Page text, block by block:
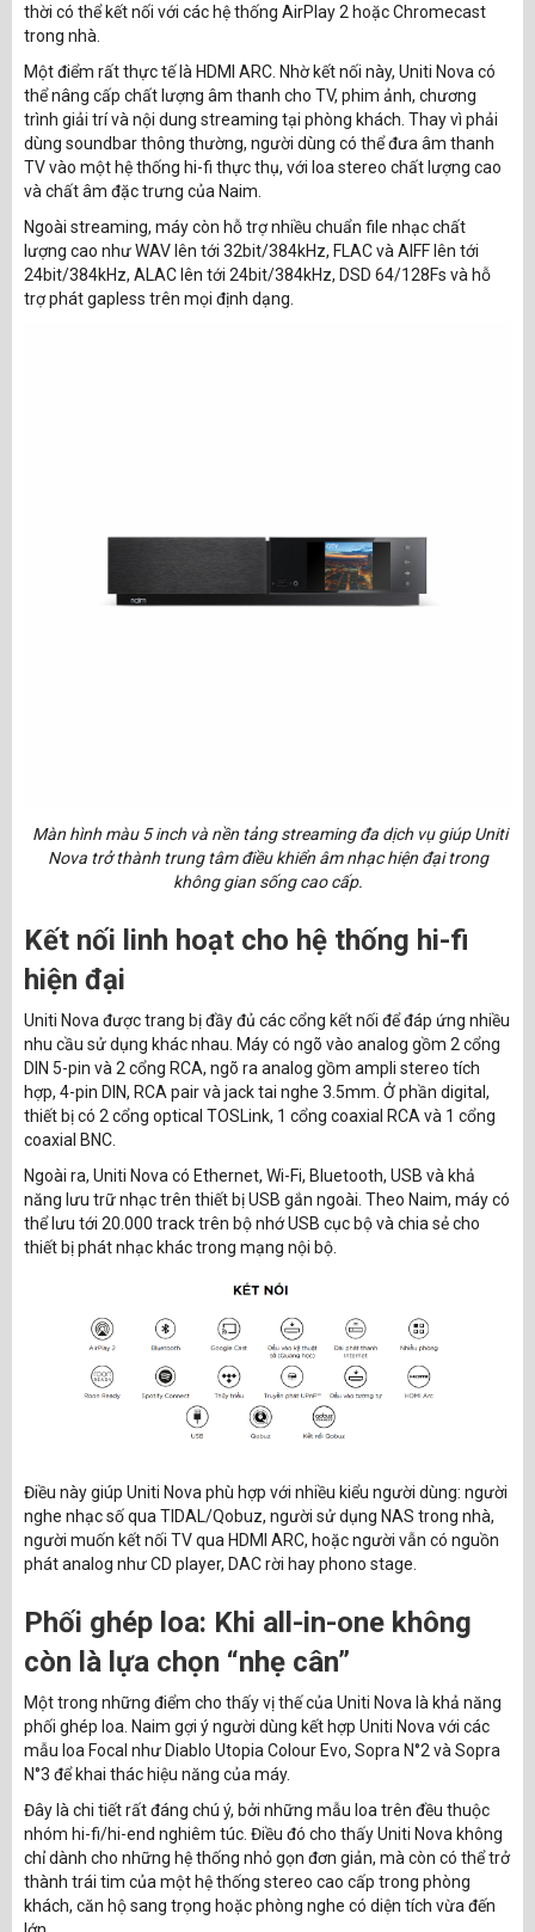
thời có thể kết nối với các hệ thống AirPlay 2 hoặc Chromecast
trong nhà.
Một điểm rất thực tế là HDMI ARC. Nhờ kết nối này, Uniti Nova có
thể nâng cấp chất lượng âm thanh cho TV, phim ảnh, chương
trình giải trí và nội dung streaming tại phòng khách. Thay vì phải
dùng soundbar thông thường, người dùng có thể đưa âm thanh
TV vào một hệ thống hi-fi thực thụ, với loa stereo chất lượng cao
và chất âm đặc trưng của Naim.
Ngoài streaming, máy còn hỗ trợ nhiều chuẩn file nhạc chất
lượng cao như WAV lên tới 32bit/384kHz, FLAC và AIFF lên tới
24bit/384kHz, ALAC lên tới 24bit/384kHz, DSD 64/128Fs và hỗ
trợ phát gapless trên mọi định dạng.
Màn hình màu 5 inch và nền tảng streaming đa dịch vụ giúp Uniti
Nova trở thành trung tâm điều khiển âm nhạc hiện đại trong
không gian sống cao cấp.
Kết nối linh hoạt cho hệ thống hi-fi
hiện đại
Uniti Nova được trang bị đầy đủ các cổng kết nối để đáp ứng nhiều
nhu cầu sử dụng khác nhau. Máy có ngõ vào analog gồm 2 cổng
DIN 5-pin và 2 cổng RCA, ngõ ra analog gồm ampli stereo tích
hợp, 4-pin DIN, RCA pair và jack tai nghe 3.5mm. Ở phần digital,
thiết bị có 2 cổng optical TOSLink, 1 cổng coaxial RCA và 1 cổng
coaxial BNC.
Ngoài ra, Uniti Nova có Ethernet, Wi-Fi, Bluetooth, USB và khả
năng lưu trữ nhạc trên thiết bị USB gắn ngoài. Theo Naim, máy có
thể lưu tới 20.000 track trên bộ nhớ USB cục bộ và chia sẻ cho
thiết bị phát nhạc khác trong mạng nội bộ.
Điều này giúp Uniti Nova phù hợp với nhiều kiểu người dùng: người
nghe nhạc số qua TIDAL/Qobuz, người sử dụng NAS trong nhà,
người muốn kết nối TV qua HDMI ARC, hoặc người vẫn có nguồn
phát analog như CD player, DAC rời hay phono stage.
Phối ghép loa: Khi all-in-one không
còn là lựa chọn “nhẹ cân”
Một trong những điểm cho thấy vị thế của Uniti Nova là khả năng
phối ghép loa. Naim gợi ý người dùng kết hợp Uniti Nova với các
mẫu loa Focal như Diablo Utopia Colour Evo, Sopra N°2 và Sopra
N°3 để khai thác hiệu năng của máy.
Đây là chi tiết rất đáng chú ý, bởi những mẫu loa trên đều thuộc
nhóm hi-fi/hi-end nghiêm túc. Điều đó cho thấy Uniti Nova không
chỉ dành cho những hệ thống nhỏ gọn đơn giản, mà còn có thể trở
thành trái tim của một hệ thống stereo cao cấp trong phòng
khách, căn hộ sang trọng hoặc phòng nghe có diện tích vừa đến